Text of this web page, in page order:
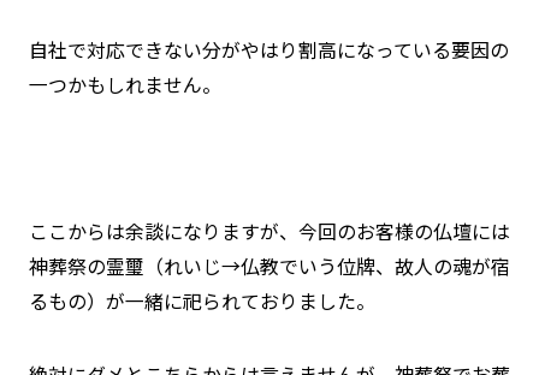
自社で対応できない分がやはり割高になっている要因の
一つかもしれません。
ここからは余談になりますが、今回のお客様の仏壇には
神葬祭の霊璽（れいじ→仏教でいう位牌、故人の魂が宿
るもの）が一緒に祀られておりました。